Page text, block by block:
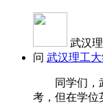
武汉
问 武汉理工
同学们，武
考，但在学位